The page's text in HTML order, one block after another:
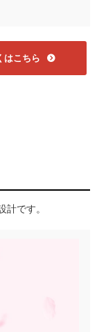
はこちら
計です。